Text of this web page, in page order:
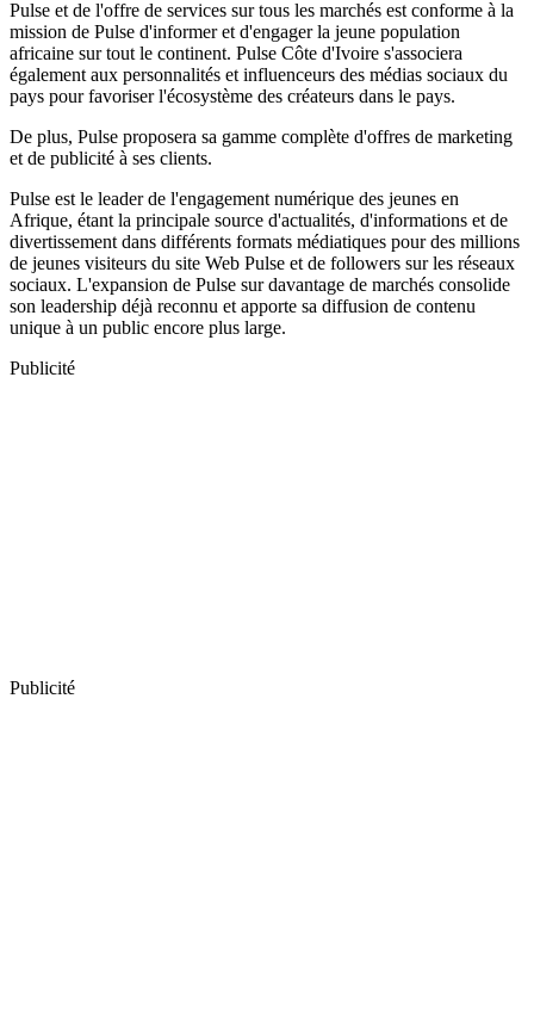
Pulse et de l'offre de services sur tous les marchés est conforme à la
mission de Pulse d'informer et d'engager la jeune population
africaine sur tout le continent. Pulse Côte d'Ivoire s'associera
également aux personnalités et influenceurs des médias sociaux du
pays pour favoriser l'écosystème des créateurs dans le pays.
De plus, Pulse proposera sa gamme complète d'offres de marketing
et de publicité à ses clients.
Pulse est le leader de l'engagement numérique des jeunes en
Afrique, étant la principale source d'actualités, d'informations et de
divertissement dans différents formats médiatiques pour des millions
de jeunes visiteurs du site Web Pulse et de followers sur les réseaux
sociaux. L'expansion de Pulse sur davantage de marchés consolide
son leadership déjà reconnu et apporte sa diffusion de contenu
unique à un public encore plus large.
Publicité
Publicité